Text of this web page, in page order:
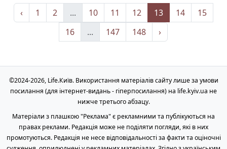
‹ 1 2 ... 10 11 12 13 14
15
16
... 147 148 ›
©2024-2026, Life.Київ. Використання матеріалів сайту лише за умови
посилання (для інтернет-видань - гіперпосилання) на life.kyiv.ua не
нижче третього абзацу.
Матеріали з плашкою "Реклама" є рекламними та публікуються на
правах реклами. Редакція може не поділяти погляди, які в них
промотуються. Редакція не несе відповідальності за факти та оціночні